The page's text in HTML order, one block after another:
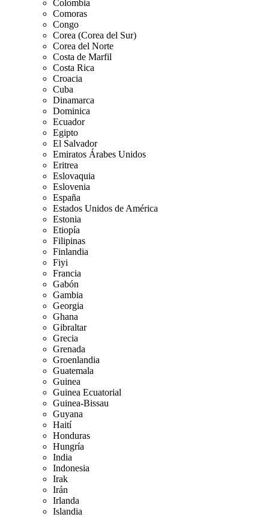
Colombia
Comoras
Congo
Corea (Corea del Sur)
Corea del Norte
Costa de Marfil
Costa Rica
Croacia
Cuba
Dinamarca
Dominica
Ecuador
Egipto
El Salvador
Emiratos Árabes Unidos
Eritrea
Eslovaquia
Eslovenia
España
Estados Unidos de América
Estonia
Etiopía
Filipinas
Finlandia
Fiyi
Francia
Gabón
Gambia
Georgia
Ghana
Gibraltar
Grecia
Grenada
Groenlandia
Guatemala
Guinea
Guinea Ecuatorial
Guinea-Bissau
Guyana
Haití
Honduras
Hungría
India
Indonesia
Irak
Irán
Irlanda
Islandia